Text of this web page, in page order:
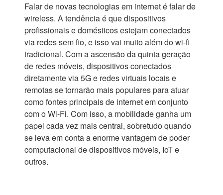
Falar de novas tecnologias em internet é falar de
wireless. A tendência é que dispositivos
profissionais e domésticos estejam conectados
via redes sem fio, e isso vai muito além do wi-fi
tradicional. Com a ascensão da quinta geração
de redes móveis, dispositivos conectados
diretamente via 5G e redes virtuais locais e
remotas se tornarão mais populares para atuar
como fontes principais de internet em conjunto
com o Wi-Fi. Com isso, a mobilidade ganha um
papel cada vez mais central, sobretudo quando
se leva em conta a enorme vantagem de poder
computacional de dispositivos móveis, IoT e
outros.